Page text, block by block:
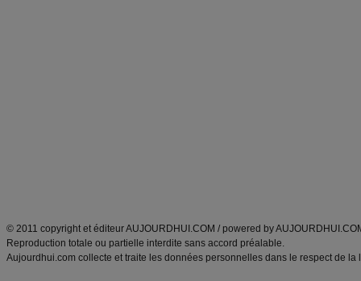
© 2011 copyright et éditeur AUJOURDHUI.COM / powered by
Reproduction totale ou partielle interdite sans accord préalable.
Aujourdhui.com collecte et traite les données personnelles dans le respect de